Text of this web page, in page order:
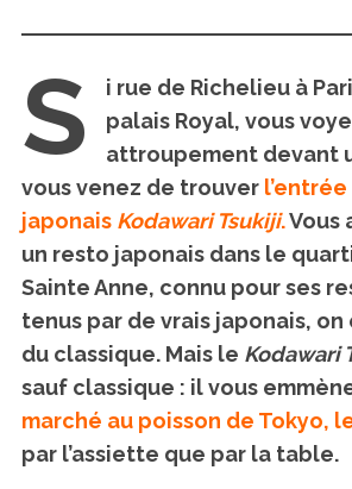
S
i rue de Richelieu à
palais Royal, vous
attroupement devant
vous venez de trouver
japonais Kodawari Tsukiji.Vous
un resto japonais dans le
Sainte Anne, connu pour ses
tenus par de vrais japonais,
du classique. Mais le Kodawari
sauf classique : il vous
marché au poisson de Tokyo,
par l’assiette que par la table.